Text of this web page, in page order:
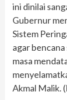
ini dinilai
Gubernur
Sistem
agar
masa
Akmal Malik.